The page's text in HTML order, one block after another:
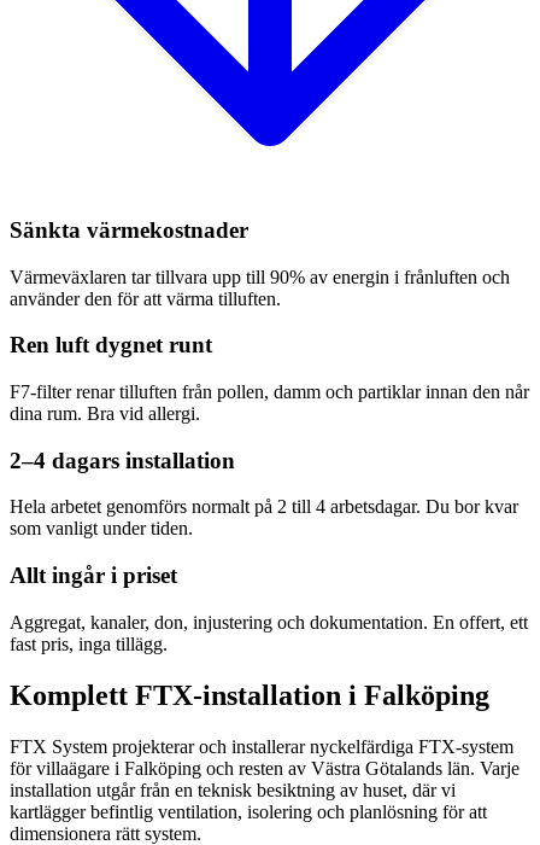
Sänkta värmekostnader
Värmeväxlaren tar tillvara upp till 90% av energin i frånluften och
använder den för att värma tilluften.
Ren luft dygnet runt
F7-filter renar tilluften från pollen, damm och partiklar innan den når
dina rum. Bra vid allergi.
2–4 dagars installation
Hela arbetet genomförs normalt på 2 till 4 arbetsdagar. Du bor kvar
som vanligt under tiden.
Allt ingår i priset
Aggregat, kanaler, don, injustering och dokumentation. En offert, ett
fast pris, inga tillägg.
Komplett FTX-installation i Falköping
FTX System projekterar och installerar nyckelfärdiga FTX-system
för villaägare i Falköping och resten av Västra Götalands län. Varje
installation utgår från en teknisk besiktning av huset, där vi
kartlägger befintlig ventilation, isolering och planlösning för att
dimensionera rätt system.